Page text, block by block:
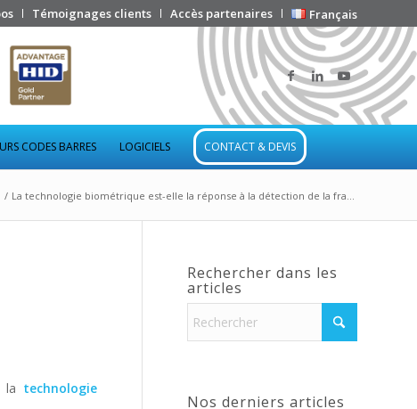
Témoignages clients Accès partenaires Français
CODES BARRES LOGICIELS CONTACT & DEVIS
/ La technologie biométrique est-elle la réponse à la détection de la fra...
la technologie
Rechercher dans les
articles
Nos derniers articles